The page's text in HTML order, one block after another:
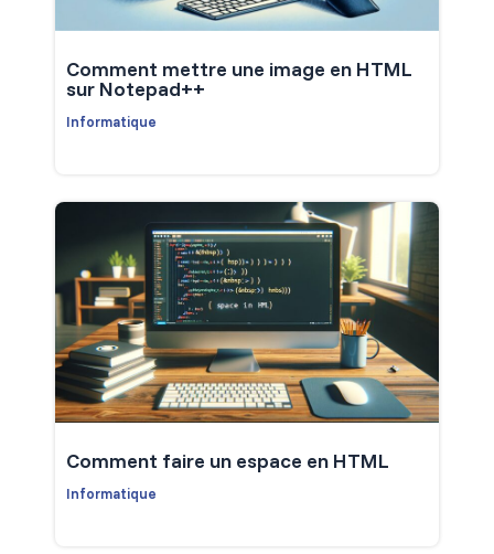
Comment mettre une image en HTML
sur Notepad++
Informatique
Comment faire un espace en HTML
Informatique